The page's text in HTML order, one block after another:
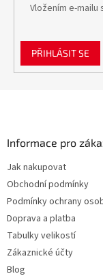
Vložením e-mailu
PŘIHLÁSIT SE
Informace pro
Jak nakupovat
Obchodní podmínky
Podmínky ochrany
Doprava a platba
Tabulky velikostí
Zákaznické účty
Blog